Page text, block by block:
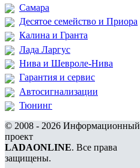
Самара
Десятое семейство и Приора
Калина и Гранта
Лада Ларгус
Нива и Шевроле-Нива
Гарантия и сервис
Автосигнализации
Тюнинг
© 2008 - 2026 Информационный
проект
LADAONLINE. Все права
защищены.